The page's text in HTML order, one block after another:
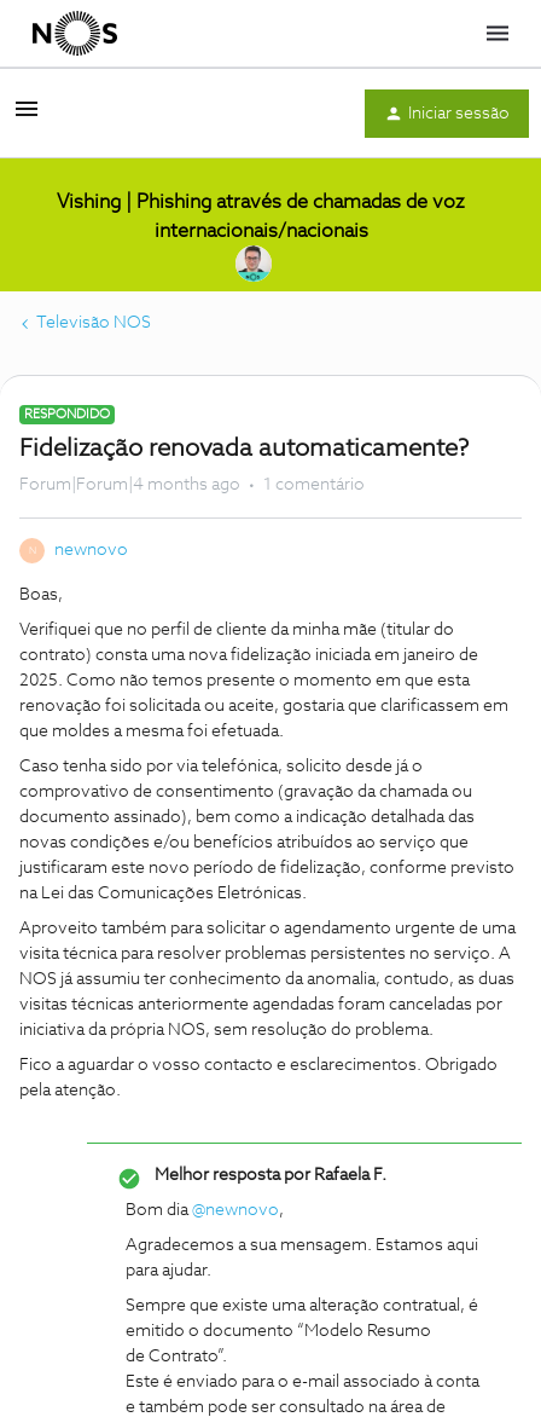
Menu
Iniciar sessão
Vishing | Phishing através de chamadas de voz
internacionais/nacionais
Televisão NOS
RESPONDIDO
Fidelização renovada automaticamente?
Forum|Forum|4 months ago 1 comentário
N newnovo
Boas,
Verifiquei que no perfil de cliente da minha mãe (titular do
contrato) consta uma nova fidelização iniciada em janeiro de
2025. Como não temos presente o momento em que esta
renovação foi solicitada ou aceite, gostaria que clarificassem em
que moldes a mesma foi efetuada.
Caso tenha sido por via telefónica, solicito desde já o
comprovativo de consentimento (gravação da chamada ou
documento assinado), bem como a indicação detalhada das
novas condições e/ou benefícios atribuídos ao serviço que
justificaram este novo período de fidelização, conforme previsto
na Lei das Comunicações Eletrónicas.
Aproveito também para solicitar o agendamento urgente de uma
visita técnica para resolver problemas persistentes no serviço. A
NOS já assumiu ter conhecimento da anomalia, contudo, as duas
visitas técnicas anteriormente agendadas foram canceladas por
iniciativa da própria NOS, sem resolução do problema.
Fico a aguardar o vosso contacto e esclarecimentos. Obrigado
pela atenção.
Melhor resposta porRafaela F.
Bom dia ​@newnovo,
Agradecemos a sua mensagem. Estamos aqui
para ajudar.
Sempre que existe uma alteração contratual, é
emitido o documento “Modelo Resumo
de Contrato”.
Este é enviado para o e-mail associado à conta
e também pode ser consultado na área de